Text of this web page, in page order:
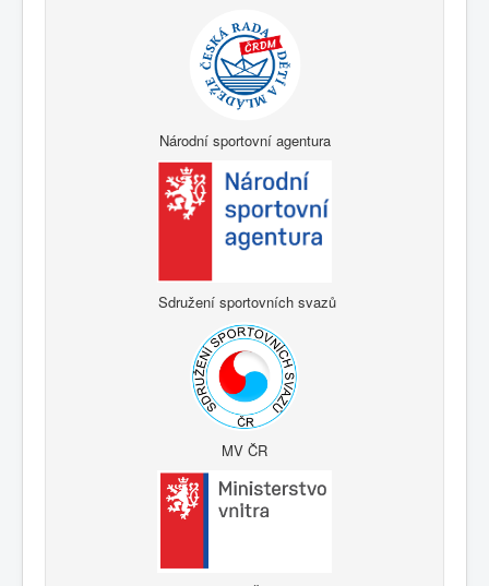
Národní sportovní agentura
Sdružení sportovních svazů
MV ČR